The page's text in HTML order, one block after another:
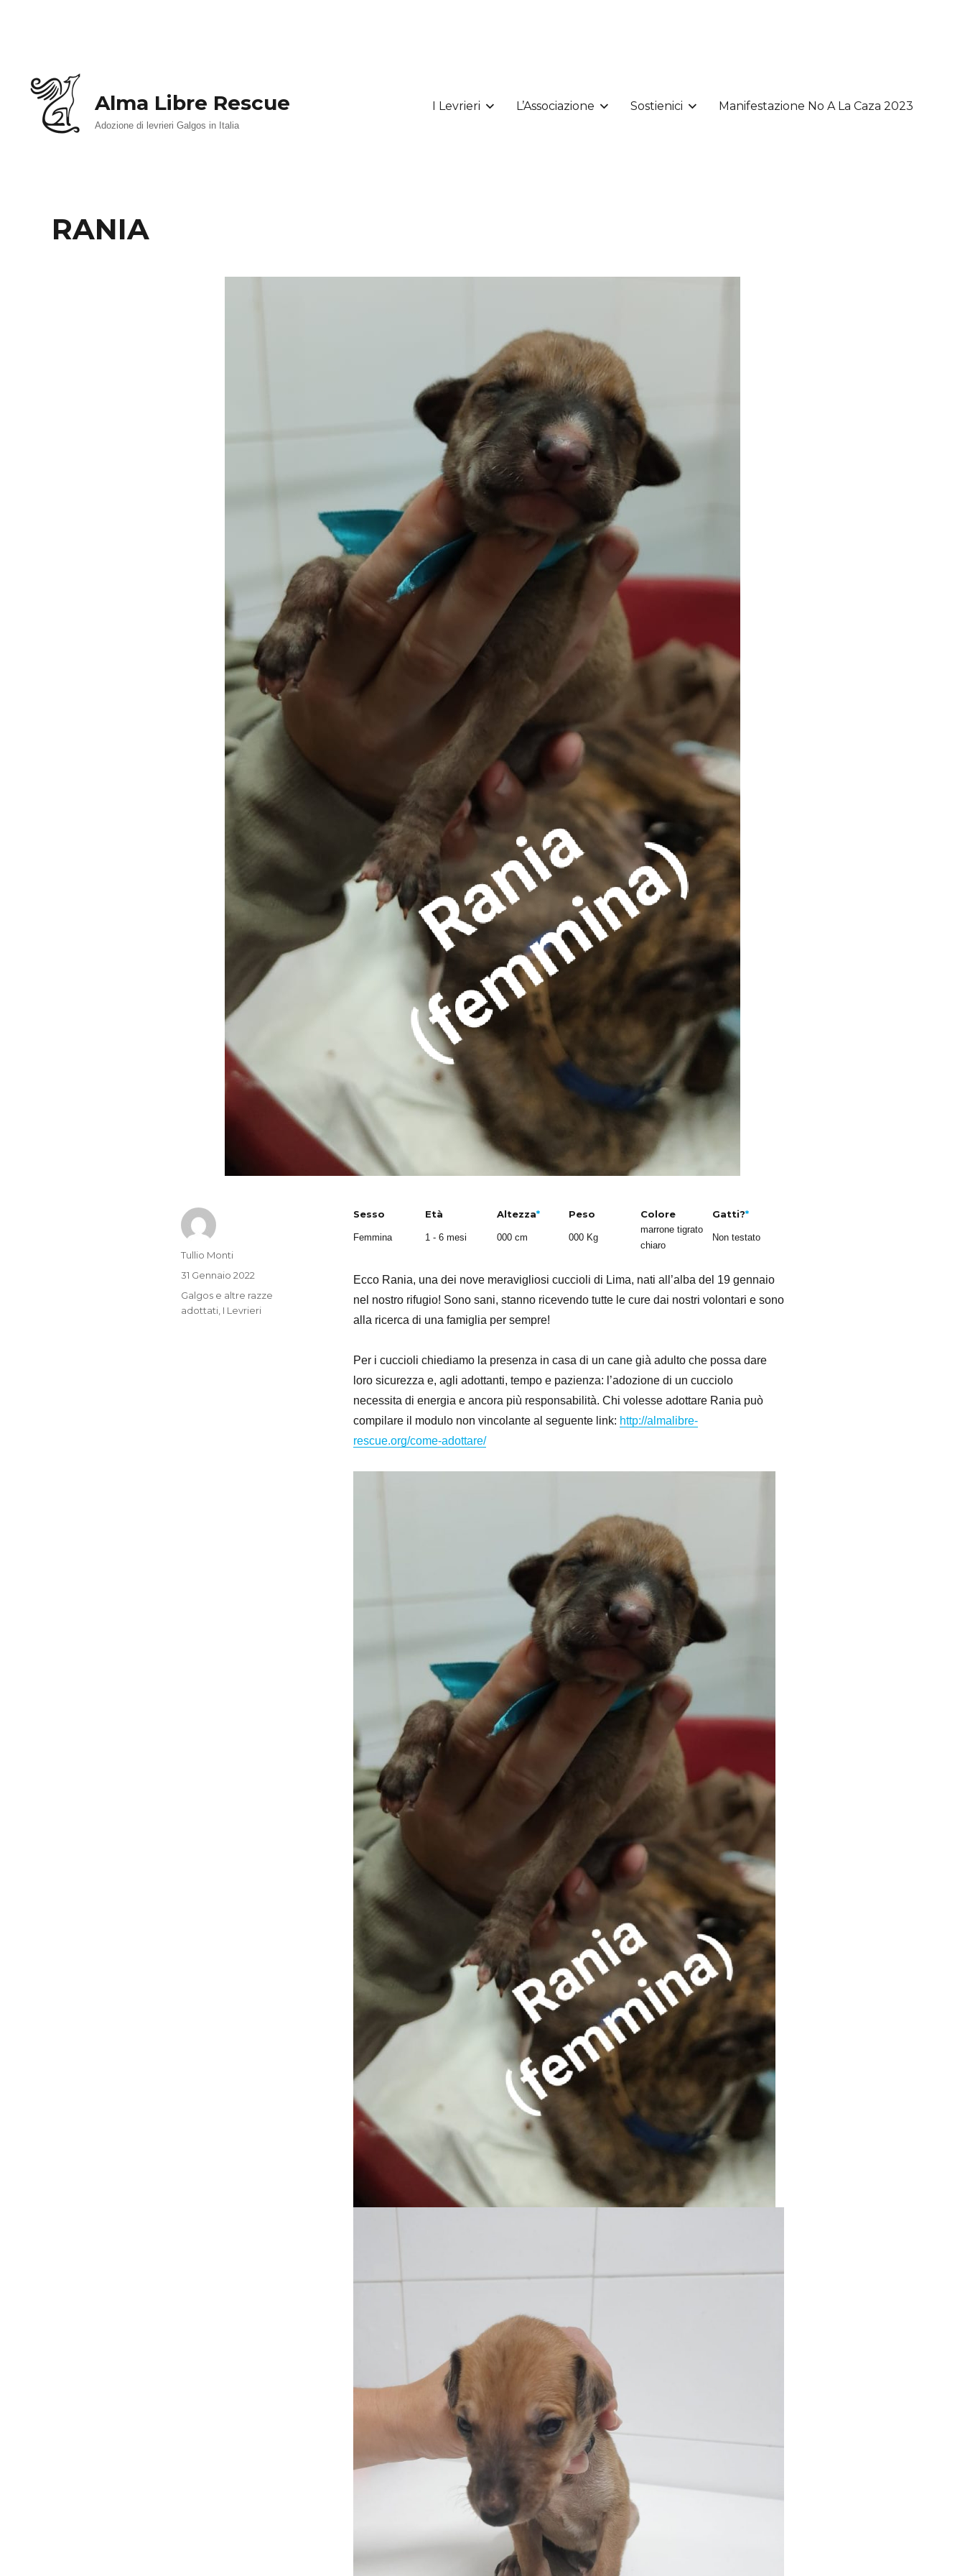
Alma Libre Rescue
Adozione di levrieri Galgos in Italia
I Levrieri L’Associazione Sostienici Manifestazione No A La Caza 2023
RANIA
Sesso Età Altezza* Peso Colore Gatti?*
Femmina 1 - 6 mesi 000 cm 000 Kg
marrone tigrato
chiaro
Non testato
Ecco Rania, una dei nove meravigliosi cuccioli di Lima, nati all’alba del 19 gennaio
nel nostro rifugio! Sono sani, stanno ricevendo tutte le cure dai nostri volontari e sono
alla ricerca di una famiglia per sempre!
Per i cuccioli chiediamo la presenza in casa di un cane già adulto che possa dare
loro sicurezza e, agli adottanti, tempo e pazienza: l’adozione di un cucciolo
necessita di energia e ancora più responsabilità. Chi volesse adottare Rania può
compilare il modulo non vincolante al seguente link: http://almalibre-
rescue.org/come-adottare/
Autore
Tullio Monti
Pubblicato
31 Gennaio 2022
Categorie
Galgos e altre razze
adottati I Levrieri